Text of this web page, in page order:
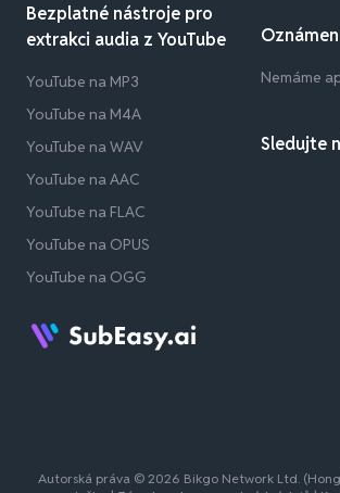
Bezplatné nástroje pro
extrakci audia z YouTube
YouTube na MP3
YouTube na M4A
YouTube na WAV
YouTube na AAC
YouTube na FLAC
YouTube na OPUS
YouTube na OGG
Nemáme
Sledujte
Autorská práva © 2026 Bikgo Network Ltd.